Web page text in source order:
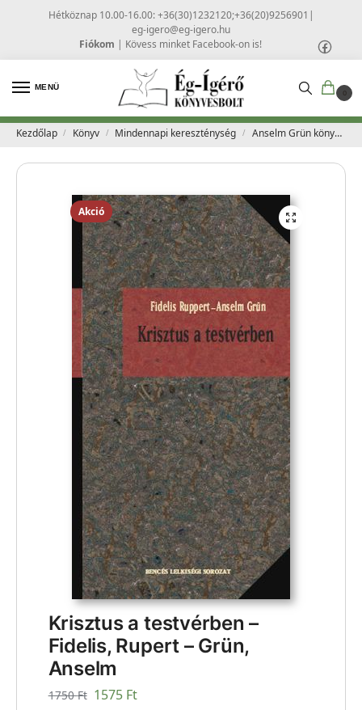
Hétköznap 10.00-16.00: +36(30)1232120;+36(20)9256901 |
eg-igero@eg-igero.hu
Fiókom | Kövess minket Facebook-on is!
MENÜ
0
Kezdőlap / Könyv / Mindennapi kereszténység / Anselm Grün könyvek
Akció
Krisztus a testvérben –
Fidelis, Rupert – Grün,
Anselm
1750Ft 1575 Ft